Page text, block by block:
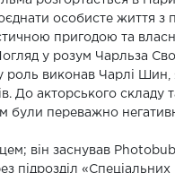
особисте життя з
пригодою та
у розум Чарльза
виконав Чарлі Шин,
До акторського
були переважно
він заснував
підрозділ